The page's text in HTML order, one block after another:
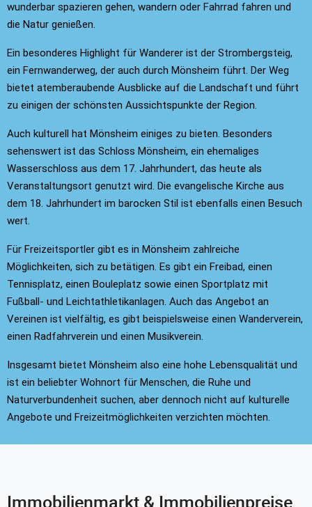
wunderbar spazieren gehen, wandern oder Fahrrad fahren und
die Natur genießen.
Ein besonderes Highlight für Wanderer ist der Strombergsteig,
ein Fernwanderweg, der auch durch Mönsheim führt. Der Weg
bietet atemberaubende Ausblicke auf die Landschaft und führt
zu einigen der schönsten Aussichtspunkte der Region.
Auch kulturell hat Mönsheim einiges zu bieten. Besonders
sehenswert ist das Schloss Mönsheim, ein ehemaliges
Wasserschloss aus dem 17. Jahrhundert, das heute als
Veranstaltungsort genutzt wird. Die evangelische Kirche aus
dem 18. Jahrhundert im barocken Stil ist ebenfalls einen Besuch
wert.
Für Freizeitsportler gibt es in Mönsheim zahlreiche
Möglichkeiten, sich zu betätigen. Es gibt ein Freibad, einen
Tennisplatz, einen Bouleplatz sowie einen Sportplatz mit
Fußball- und Leichtathletikanlagen. Auch das Angebot an
Vereinen ist vielfältig, es gibt beispielsweise einen Wanderverein,
einen Radfahrverein und einen Musikverein.
Insgesamt bietet Mönsheim also eine hohe Lebensqualität und
ist ein beliebter Wohnort für Menschen, die Ruhe und
Naturverbundenheit suchen, aber dennoch nicht auf kulturelle
Angebote und Freizeitmöglichkeiten verzichten möchten.
Immobilienmarkt & Immobilienpreise